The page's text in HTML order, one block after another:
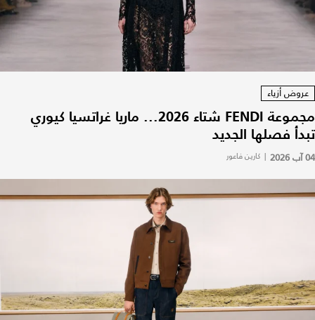
عروض أزياء
مجموعة FENDI شتاء 2026... ماريا غراتسيا كيوري
تبدأ فصلها الجديد
04 آب 2026 | كارين فاعور